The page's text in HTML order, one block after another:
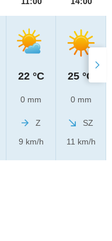
22 °C
0 mm
Z
9 km/h
25 °C
0 mm
SZ
11 km/h